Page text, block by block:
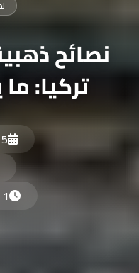
نصائح
تركيا:
5 أكتوبر 2025
1 دقائق قراءة